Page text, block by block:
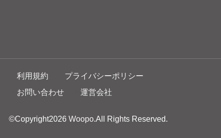
利用規約
プライバシーポリシー
お問い合わせ
運営会社
©Copyright2026 Woopo.All Rights Reserved.